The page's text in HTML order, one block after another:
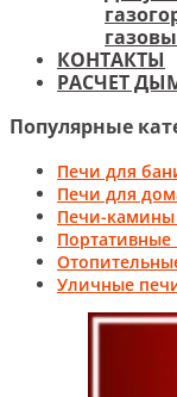
КОНТАКТЫ
РАСЧЕТ
Популярные
Печи для
Печи для
Печи-
Портативные
Уличные